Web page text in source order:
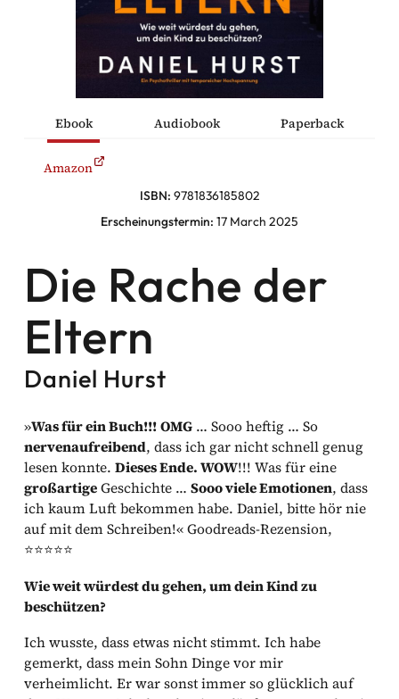
Facebook
Instagram
Twitter
Ebook Audiobook Paperback
Amazon
ISBN: 9781836185802
Erscheinungstermin: 17 March 2025
Die Rache der
Eltern
Daniel Hurst
»Was für ein Buch!!!OMG … Sooo heftig … So
nervenaufreibend, dass ich gar nicht schnell genug
lesen konnte.Dieses Ende. WOW!!! Was für eine
großartigeGeschichte …Sooo viele Emotionen, dass
ich kaum Luft bekommen habe. Daniel, bitte hör nie
auf mit dem Schreiben!« Goodreads-Rezension,
⭐⭐⭐⭐⭐
Wie weit würdest du gehen, um dein Kind zu
beschützen?
Ich wusste, dass etwas nicht stimmt. Ich habe
gemerkt, dass mein Sohn Dinge vor mir
verheimlicht. Er war sonst immer so glücklich auf